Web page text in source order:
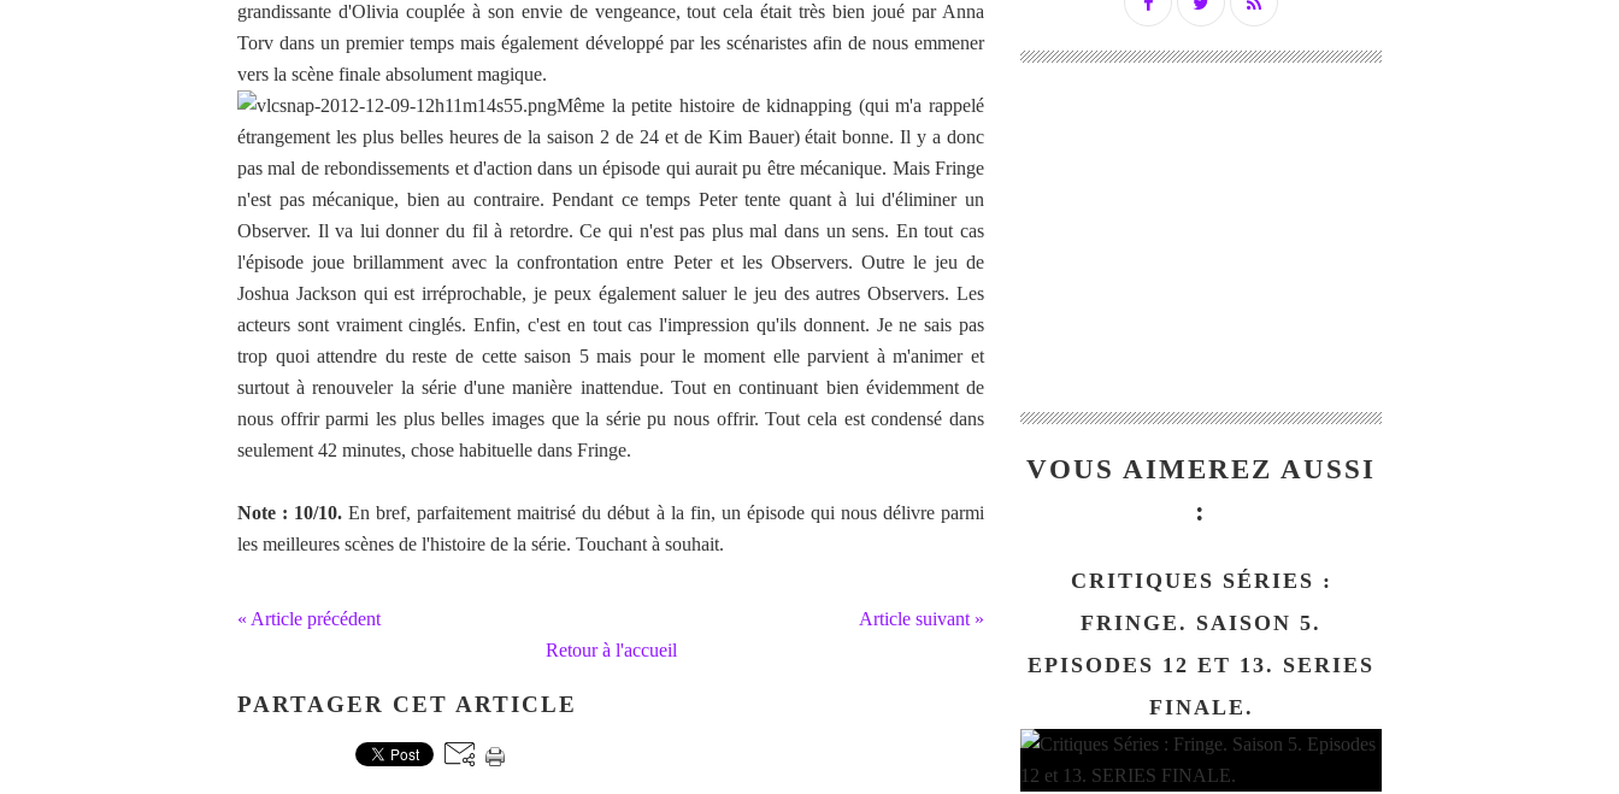
grandissante d'Olivia couplée à son envie de vengeance, tout cela était très bien joué par Anna
Torv dans un premier temps mais également développé par les scénaristes afin de nous emmener
vers la scène finale absolument magique.
Même la petite histoire de kidnapping (qui m'a rappelé
étrangement les plus belles heures de la saison 2 de 24 et de Kim Bauer) était bonne. Il y a donc
pas mal de rebondissements et d'action dans un épisode qui aurait pu être mécanique. Mais Fringe
n'est pas mécanique, bien au contraire. Pendant ce temps Peter tente quant à lui d'éliminer un
Observer. Il va lui donner du fil à retordre. Ce qui n'est pas plus mal dans un sens. En tout cas
l'épisode joue brillamment avec la confrontation entre Peter et les Observers. Outre le jeu de
Joshua Jackson qui est irréprochable, je peux également saluer le jeu des autres Observers. Les
acteurs sont vraiment cinglés. Enfin, c'est en tout cas l'impression qu'ils donnent. Je ne sais pas
trop quoi attendre du reste de cette saison 5 mais pour le moment elle parvient à m'animer et
surtout à renouveler la série d'une manière inattendue. Tout en continuant bien évidemment de
nous offrir parmi les plus belles images que la série pu nous offrir. Tout cela est condensé dans
seulement 42 minutes, chose habituelle dans Fringe.
Note : 10/10. En bref, parfaitement maitrisé du début à la fin, un épisode qui nous délivre parmi
les meilleures scènes de l'histoire de la série. Touchant à souhait.
« Article précédent
Article suivant »
Retour à l'accueil
PARTAGER CET ARTICLE
VOUS AIMEREZ AUSSI
:
CRITIQUES SÉRIES :
FRINGE. SAISON 5.
EPISODES 12 ET 13. SERIES
FINALE.